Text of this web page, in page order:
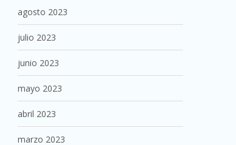
agosto 2023
julio 2023
junio 2023
mayo 2023
abril 2023
marzo 2023